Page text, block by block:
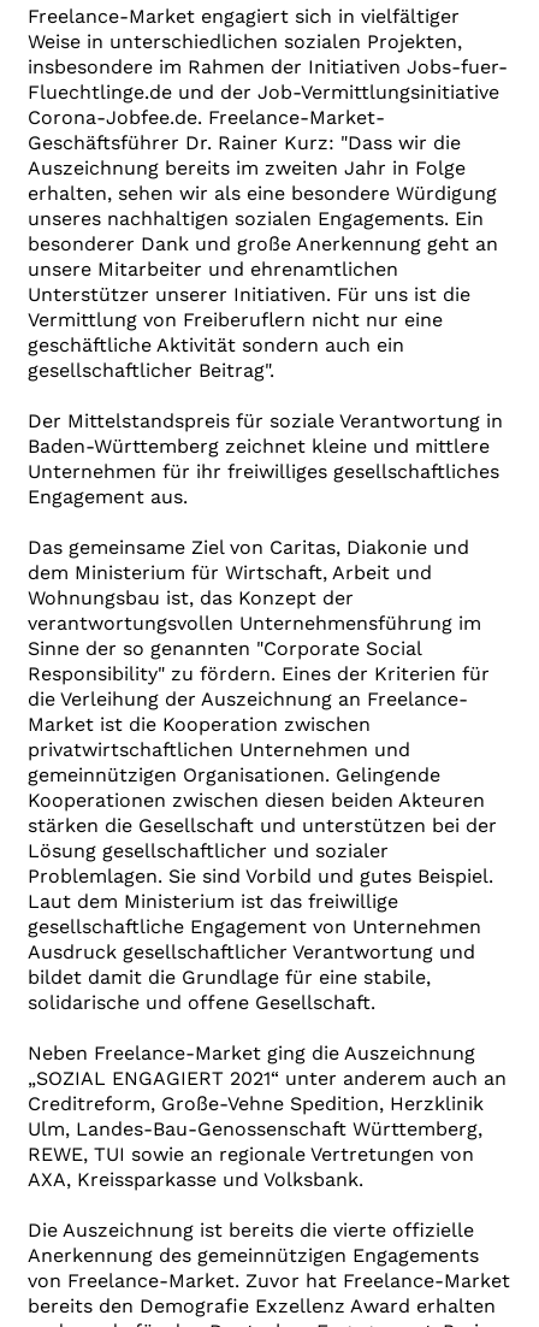
Freelance-Market engagiert sich in vielfältiger
Weise in unterschiedlichen sozialen Projekten,
insbesondere im Rahmen der Initiativen Jobs-fuer-
Fluechtlinge.de und der Job-Vermittlungsinitiative
Corona-Jobfee.de. Freelance-Market-
Geschäftsführer Dr. Rainer Kurz: "Dass wir die
Auszeichnung bereits im zweiten Jahr in Folge
erhalten, sehen wir als eine besondere Würdigung
unseres nachhaltigen sozialen Engagements. Ein
besonderer Dank und große Anerkennung geht an
unsere Mitarbeiter und ehrenamtlichen
Unterstützer unserer Initiativen. Für uns ist die
Vermittlung von Freiberuflern nicht nur eine
geschäftliche Aktivität sondern auch ein
gesellschaftlicher Beitrag".
Der Mittelstandspreis für soziale Verantwortung in
Baden-Württemberg zeichnet kleine und mittlere
Unternehmen für ihr freiwilliges gesellschaftliches
Engagement aus.
Das gemeinsame Ziel von Caritas, Diakonie und
dem Ministerium für Wirtschaft, Arbeit und
Wohnungsbau ist, das Konzept der
verantwortungsvollen Unternehmensführung im
Sinne der so genannten "Corporate Social
Responsibility" zu fördern. Eines der Kriterien für
die Verleihung der Auszeichnung an Freelance-
Market ist die Kooperation zwischen
privatwirtschaftlichen Unternehmen und
gemeinnützigen Organisationen. Gelingende
Kooperationen zwischen diesen beiden Akteuren
stärken die Gesellschaft und unterstützen bei der
Lösung gesellschaftlicher und sozialer
Problemlagen. Sie sind Vorbild und gutes Beispiel.
Laut dem Ministerium ist das freiwillige
gesellschaftliche Engagement von Unternehmen
Ausdruck gesellschaftlicher Verantwortung und
bildet damit die Grundlage für eine stabile,
solidarische und offene Gesellschaft.
Neben Freelance-Market ging die Auszeichnung
„SOZIAL ENGAGIERT 2021“ unter anderem auch an
Creditreform, Große-Vehne Spedition, Herzklinik
Ulm, Landes-Bau-Genossenschaft Württemberg,
REWE, TUI sowie an regionale Vertretungen von
AXA, Kreissparkasse und Volksbank.
Die Auszeichnung ist bereits die vierte offizielle
Anerkennung des gemeinnützigen Engagements
von Freelance-Market. Zuvor hat Freelance-Market
bereits den Demografie Exzellenz Award erhalten